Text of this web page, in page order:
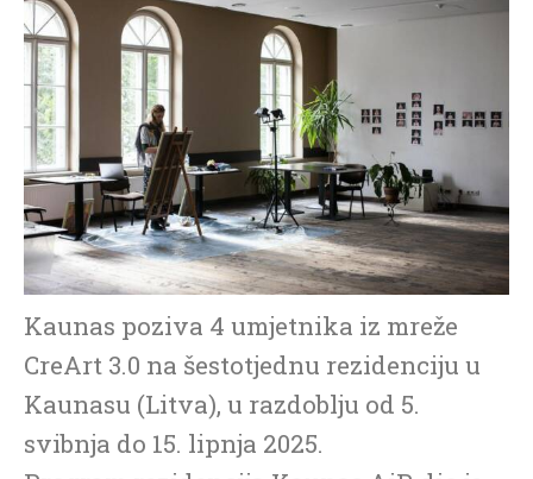
Kaunas poziva 4 umjetnika iz mreže
CreArt 3.0 na šestotjednu rezidenciju u
Kaunasu (Litva), u razdoblju od 5.
svibnja do 15. lipnja 2025.